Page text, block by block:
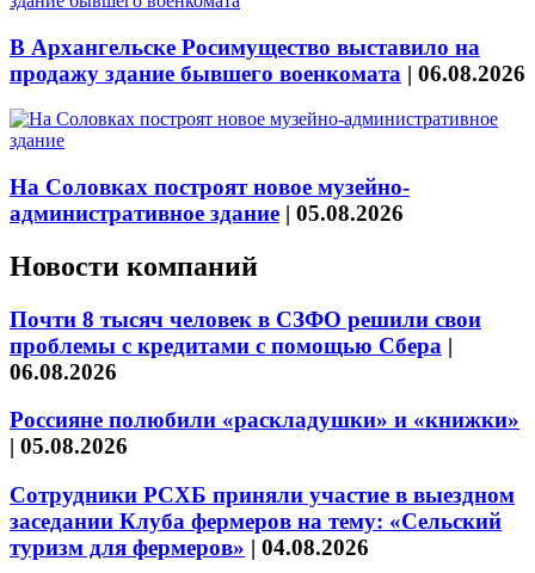
В Архангельске Росимущество выставило на
продажу здание бывшего военкомата | 06.08.2026
На Соловках построят новое музейно-
административное здание | 05.08.2026
Новости компаний
Почти 8 тысяч человек в СЗФО решили свои
проблемы с кредитами с помощью Сбера |
06.08.2026
Россияне полюбили «раскладушки» и «книжки»
| 05.08.2026
Сотрудники РСХБ приняли участие в выездном
заседании Клуба фермеров на тему: «Сельский
туризм для фермеров» | 04.08.2026